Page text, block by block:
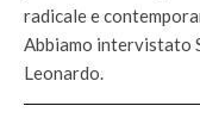
radicale e
Abbiamo intervistato
Leonardo.